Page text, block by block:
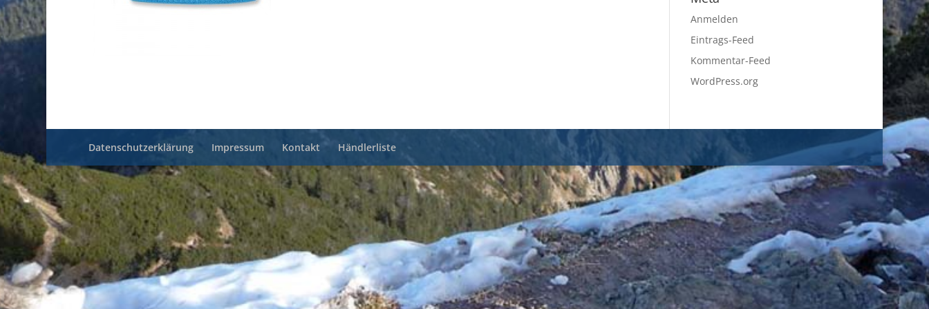
Anmelden
Eintrags-Feed
Kommentar-Feed
WordPress.org
Datenschutzerklärung Impressum Kontakt Händlerliste